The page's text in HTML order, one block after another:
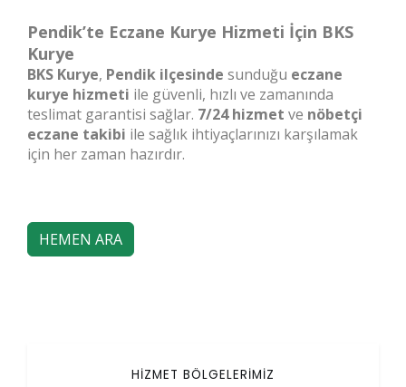
Pendik’te Eczane Kurye Hizmeti İçin BKS
Kurye
BKS Kurye, Pendik ilçesinde sunduğu eczane
kurye hizmeti ile güvenli, hızlı ve zamanında
teslimat garantisi sağlar. 7/24 hizmet ve nöbetçi
eczane takibi ile sağlık ihtiyaçlarınızı karşılamak
için her zaman hazırdır.
HEMEN ARA
HİZMET BÖLGELERİMİZ